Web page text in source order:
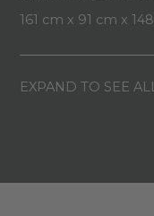
161 cm x 91 cm x
EXPAND TO SEE